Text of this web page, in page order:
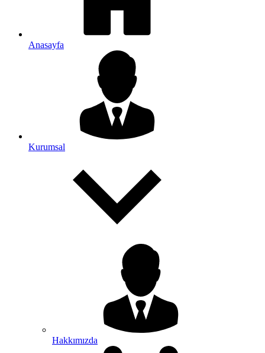
Anasayfa
Kurumsal
Hakkımızda